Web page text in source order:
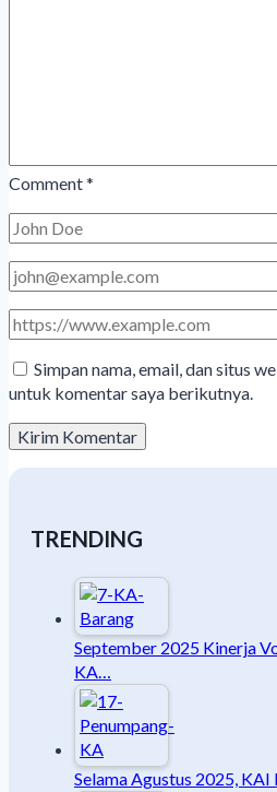
Comment*
Simpan nama, email, dan situs
untuk komentar saya berikutnya.
TRENDING
September 2025 Kinerja
KA…
Selama Agustus 2025, KAI